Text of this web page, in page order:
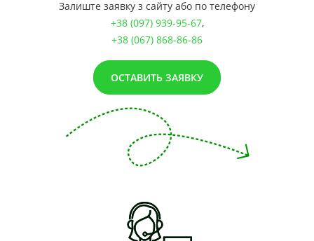
Залиште заявку з сайту або по телефону
+38 (097) 939-95-67,
+38 (067) 868-86-86
ОСТАВИТЬ ЗАЯВКУ